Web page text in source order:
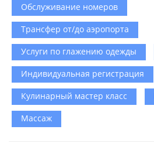
Обслуживание номеров
Трансфер от/до аэропорта
Услуги по глажению одежды
Индивидуальная регистрация
Кулинарный мастер класс
Массаж